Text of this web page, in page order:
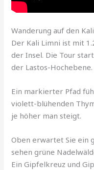
Wanderung auf den
Der Kali Limni ist mit
der Insel. Die Tour
der Lastos-Hochebene.
Ein markierter Pfad
violett-blühenden
je höher man steigt.
Oben erwartet Sie ein
sehen grüne
Ein Gipfelkreuz und